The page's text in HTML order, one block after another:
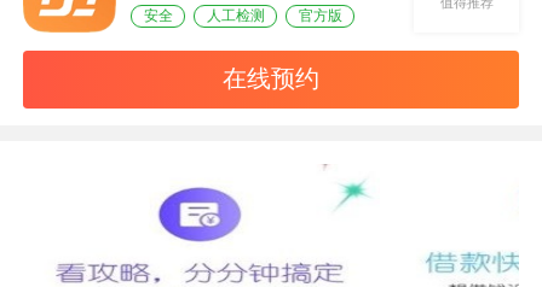
安全 人工检测 官方版
在线预约